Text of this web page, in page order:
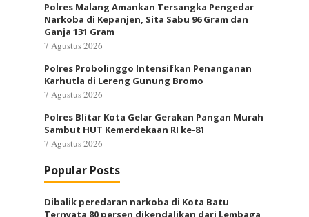
Polres Malang Amankan Tersangka Pengedar
Narkoba di Kepanjen, Sita Sabu 96 Gram dan
Ganja 131 Gram
7 Agustus 2026
Polres Probolinggo Intensifkan Penanganan
Karhutla di Lereng Gunung Bromo
7 Agustus 2026
Polres Blitar Kota Gelar Gerakan Pangan Murah
Sambut HUT Kemerdekaan RI ke-81
7 Agustus 2026
Popular Posts
Dibalik peredaran narkoba di Kota Batu
Ternyata 80 persen dikendalikan dari Lembaga